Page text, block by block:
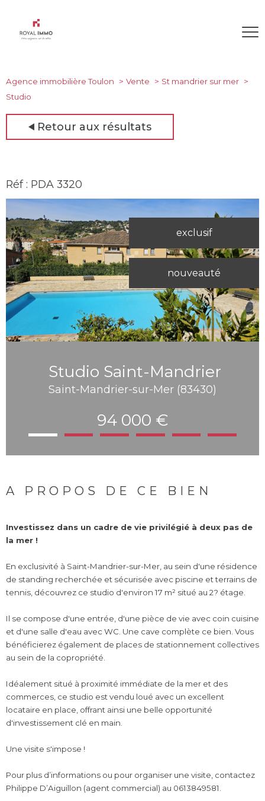
Agence immobilière Toulon Vente
St mandrier sur mer
Studio
Retour aux résultats
Réf : PDA 3320
exclusif
nouveauté
Studio Saint-Mandrier
Saint-Mandrier-sur-Mer (83430)
94 000 €
A PROPOS DE CE BIEN
Investissez dans un cadre de vie privilégié à deux pas de
la mer !
En exclusivité à Saint-Mandrier-sur-Mer, au sein d'une résidence
de standing recherchée et sécurisée avec piscine et terrains de
tennis, découvrez ce studio d'environ 17 m² situé au 2? étage.
Il se compose d'une entrée, d'une pièce de vie avec coin cuisine
et d'une salle d'eau avec WC. Une cave complète ce bien. Vous
bénéficierez également de places de stationnement collectives
au sein de la copropriété.
Idéalement situé à proximité immédiate de la mer et des
commerces, ce studio est vendu loué avec un excellent
locataire en place, offrant ainsi une belle opportunité
d'investissement clé en main.
Une visite s'impose !
Pour plus d’informations ou pour organiser une visite, contactez
Philippe D’Aiguillon (agent commercial) au 0613849581.